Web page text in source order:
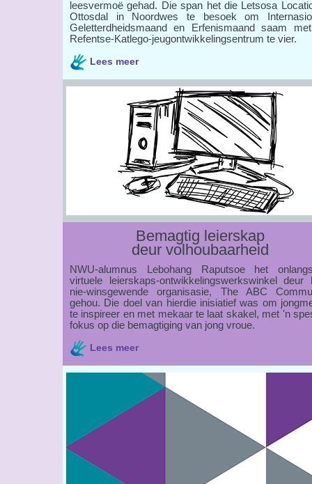
leesvermoë gehad. Die span het die Letsosa
Ottosdal in Noordwes te besoek om
Geletterdheidsmaand en Erfenismaand saam
Refentse-Katlego-jeugontwikkelingsentrum te vier.
Lees meer
Bemagtig leierskap
deur volhoubaarheid
NWU-alumnus Lebohang Raputsoe het
virtuele leierskaps-ontwikkelingswerkswinkel deur
nie-winsgewende organisasie, The ABC
gehou. Die doel van hierdie inisiatief was om
te inspireer en met mekaar te laat skakel, met 'n
fokus op die bemagtiging van jong vroue.
Lees meer